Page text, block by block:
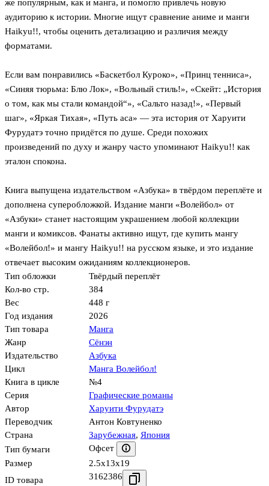
же популярным, как и манга, и помогло привлечь новую
аудиторию к истории. Многие ищут сравнение аниме и манги
Haikyu!!, чтобы оценить детализацию и различия между
форматами.
Если вам понравились «Баскетбол Куроко», «Принц тенниса»,
«Синяя тюрьма: Блю Лок», «Вольный стиль!», «Скейт: „История
о том, как мы стали командой“», «Сальто назад!», «Первый
шаг», «Яркая Тихая», «Путь аса» — эта история от Харуити
Фурудатэ точно придётся по душе. Среди похожих
произведений по духу и жанру часто упоминают Haikyu!! как
эталон спокона.
Книга выпущена издательством «Азбука» в твёрдом переплёте и
дополнена суперобложкой. Издание манги «Волейбол» от
«Азбуки» станет настоящим украшением любой коллекции
манги и комиксов. Фанаты активно ищут, где купить мангу
«Волейбол!» и мангу Haikyu!! на русском языке, и это издание
отвечает высоким ожиданиям коллекционеров.
Тип обложки
Твёрдый переплёт
Кол-во стр.
384
Вес
448 г
Год издания
2026
Тип товара
Манга
Жанр
Сёнэн
Издательство
Азбука
Цикл
Манга Волейбол!
Книга в цикле
№4
Серия
Графические романы
Автор
Харуити Фурудатэ
Переводчик
Антон Ковтуненко
Страна
Зарубежная, Япония
Тип бумаги
Офсет
Размер
2.5x13x19
ID товара
3162386